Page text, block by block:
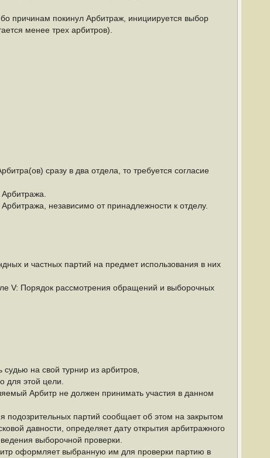
причинам покинул Арбитраж, инициируется выбор
менее трех арбитров).
сразу в два отдела, то требуется согласие
независимо от принадлежности к отделу.
и частных партий на предмет использования в них
V: Порядок рассмотрения обращений и выборочных
на свой турнир из арбитров,
для этой цели.
Арбитр не должен принимать участия в данном
подозрительных партий сообщает об этом на закрытом
давности, определяет дату открытия арбитражного
выборочной проверки.
оформляет выбранную им для проверки партию в